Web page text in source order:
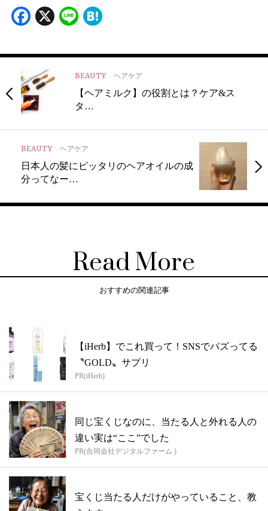
Facebook
X Line
BEAUTY ヘアケア
【ヘアミルク】の役割とは？ケア&ス
タ…
BEAUTY ヘアケア
日本人の髪にピッタリのヘアオイルの成
分ってなー…
Read More
おすすめの関連記事
【iHerb】でこれ買って！SNSでバズってる
〝GOLD〟サプリ
PR(iHerb)
同じ宝くじなのに、当たる人と外れる人の
違い実は“ここ”でした
PR(合同会社デジタルファーム )
宝くじ当たる人だけがやっていること、教